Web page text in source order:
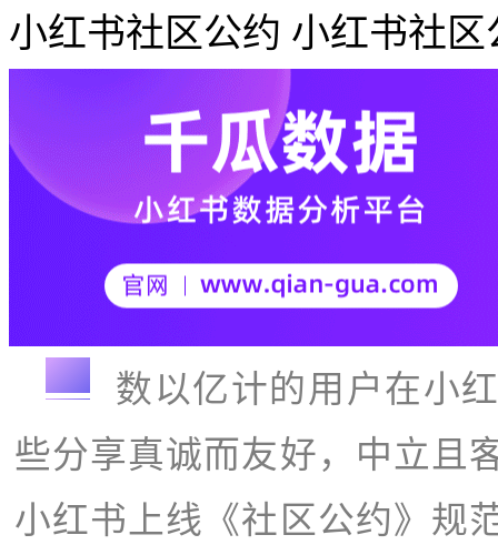
小红书社区公约 小红书社
数以亿计的用户在小
些分享真诚而友好，中立且
小红书上线《社区公约》 规